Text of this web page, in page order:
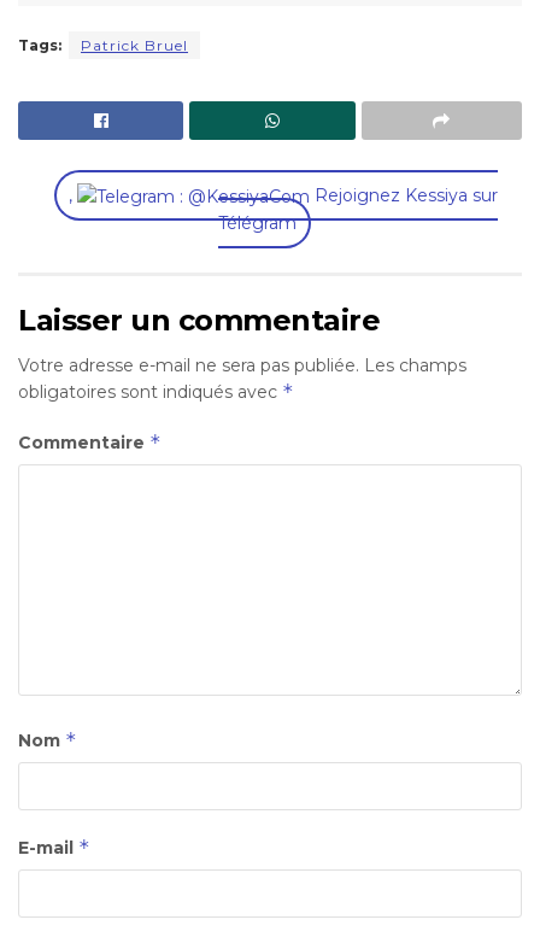
Tags: Patrick Bruel
,
Rejoignez Kessiya sur
Télégram
Laisser un commentaire
Votre adresse e-mail ne sera pas publiée. Les champs
obligatoires sont indiqués avec *
Commentaire *
Nom *
E-mail *